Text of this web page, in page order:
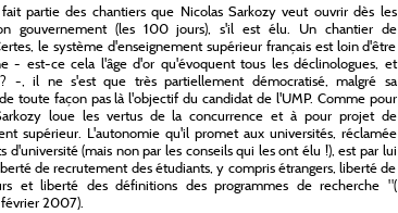
partie des chantiers que Nicolas Sarkozy veut ouvrir dès les
gouvernement (les 100 jours), s'il est élu. Un chantier de
le système d'enseignement supérieur français est loin d'être
- est-ce cela l'âge d'or qu'évoquent tous les déclinologues, et
-, il ne s'est que très partiellement démocratisé, malgré sa
toute façon pas là l'objectif du candidat de l'UMP. Comme pour
loue les vertus de la concurrence et à pour projet de
supérieur. L'autonomie qu'il promet aux universités, réclamée
d'université (mais non par les conseils qui les ont élu !), est par lui
de recrutement des étudiants, y compris étrangers, liberté de
et liberté des définitions des programmes de recherche "(
2007).